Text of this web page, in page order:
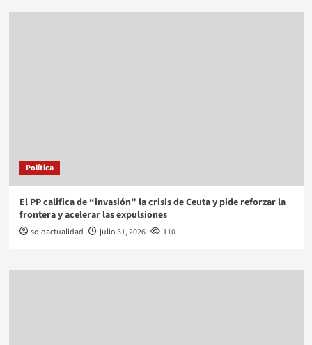
Política
El PP califica de “invasión” la crisis de Ceuta y pide reforzar la
frontera y acelerar las expulsiones
soloactualidad julio 31, 2026 110